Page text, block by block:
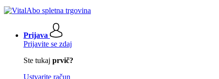
Prijava
Prijavite se zdaj
Ste tukaj prvič?
Ustvarite račun